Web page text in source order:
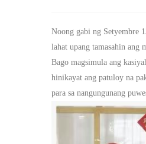
Noong gabi ng Setyembre
lahat upang tamasahin ang
Bago magsimula ang
hinikayat ang patuloy na
para sa nangungunang